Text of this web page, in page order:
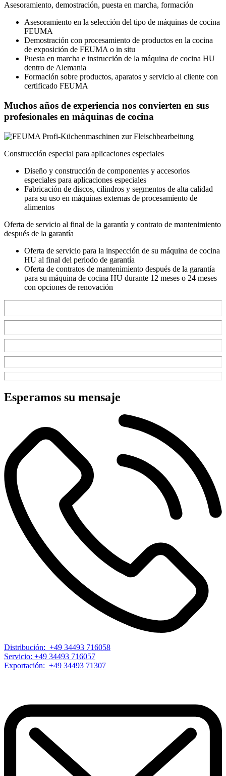
Asesoramiento, demostración, puesta en marcha, formación
Asesoramiento en la selección del tipo de máquinas de cocina
FEUMA
Demostración con procesamiento de productos en la cocina
de exposición de FEUMA o in situ
Puesta en marcha e instrucción de la máquina de cocina HU
dentro de Alemania
Formación sobre productos, aparatos y servicio al cliente con
certificado FEUMA
Muchos años de experiencia nos convierten en sus
profesionales en máquinas de cocina
Construcción especial para aplicaciones especiales
Diseño y construcción de componentes y accesorios
especiales para aplicaciones especiales
Fabricación de discos, cilindros y segmentos de alta calidad
para su uso en máquinas externas de procesamiento de
alimentos
Oferta de servicio al final de la garantía y contrato de mantenimiento
después de la garantía
Oferta de servicio para la inspección de su máquina de cocina
HU al final del periodo de garantía
Oferta de contratos de mantenimiento después de la garantía
para su máquina de cocina HU durante 12 meses o 24 meses
con opciones de renovación
Esperamos su mensaje
Distribución: +49 34493 716058
Servicio: +49 34493 716057
Exportación: +49 34493 71307